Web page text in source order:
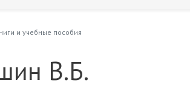
и учебные пособия
В.Б.